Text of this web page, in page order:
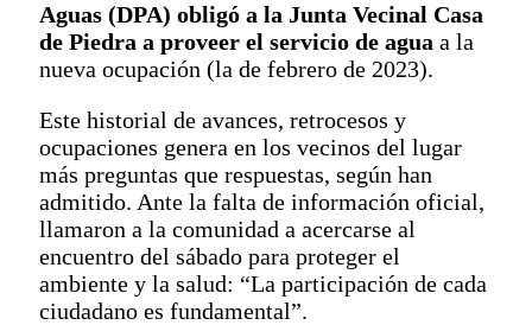
Aguas (DPA) obligó a la Junta Vecinal Casa
de Piedra a proveer el servicio de agua a la
nueva ocupación (la de febrero de 2023).
Este historial de avances, retrocesos y
ocupaciones genera en los vecinos del lugar
más preguntas que respuestas, según han
admitido. Ante la falta de información oficial,
llamaron a la comunidad a acercarse al
encuentro del sábado para proteger el
ambiente y la salud: “La participación de cada
ciudadano es fundamental”.